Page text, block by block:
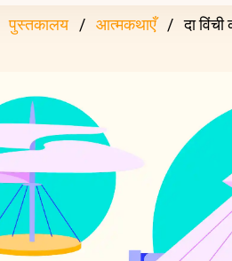
पुस्तकालय आत्मकथाएँ दा